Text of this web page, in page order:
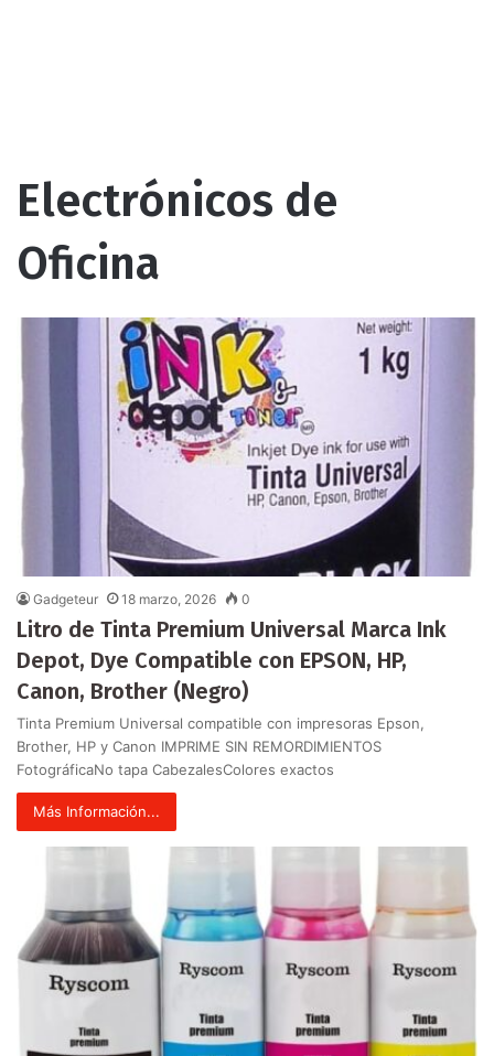
Electrónicos de
Oficina
Gadgeteur 18 marzo, 2026 0
Litro de Tinta Premium Universal Marca Ink
Depot, Dye Compatible con EPSON, HP,
Canon, Brother (Negro)
Tinta Premium Universal compatible con impresoras Epson,
Brother, HP y Canon IMPRIME SIN REMORDIMIENTOS
FotográficaNo tapa CabezalesColores exactos
Más Información...